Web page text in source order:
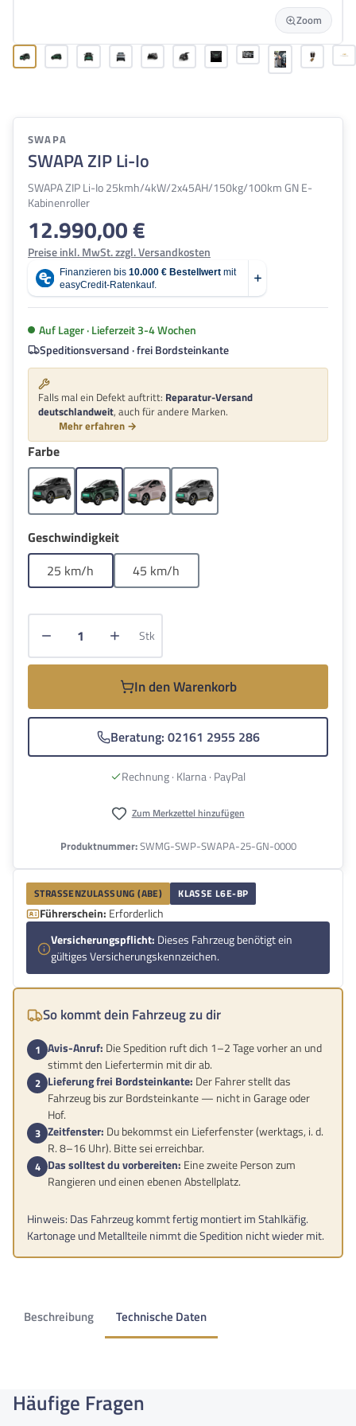
Zoom
SWAPA
SWAPA ZIP Li-Io
SWAPA ZIP Li-Io 25kmh/4kW/2x45AH/150kg/100km GN E-
Kabinenroller
Regulärer Preis:
12.990,00 €
Preise inkl. MwSt. zzgl. Versandkosten
Auf Lager · Lieferzeit 3-4 Wochen
Speditionsversand · frei Bordsteinkante
Falls mal ein Defekt auftritt: Reparatur-Versand
deutschlandweit, auch für andere Marken.
Mehr erfahren →
Farbeauswählen
Grau Grün Pink
Silber
Geschwindigkeitauswählen
25 km/h
45 km/h
Produkt Anzahl: Gib den gewünschten
Stk
In den Warenkorb
Beratung: 02161 2955 286
Rechnung · Klarna · PayPal
Zum Merkzettel hinzufügen
Produktnummer:SWMG-SWP-SWAPA-25-GN-0000
STRASSENZULASSUNG (ABE) KLASSE L6E-BP
Führerschein: Erforderlich
Versicherungspflicht: Dieses Fahrzeug benötigt ein
gültiges Versicherungskennzeichen.
So kommt dein Fahrzeug zu dir
Avis-Anruf: Die Spedition ruft dich 1–2 Tage vorher an und
stimmt den Liefertermin mit dir ab.
Lieferung frei Bordsteinkante: Der Fahrer stellt das
Fahrzeug bis zur Bordsteinkante — nicht in Garage oder
Hof.
Zeitfenster: Du bekommst ein Lieferfenster (werktags, i. d.
R. 8–16 Uhr). Bitte sei erreichbar.
Das solltest du vorbereiten: Eine zweite Person zum
Rangieren und einen ebenen Abstellplatz.
Hinweis: Das Fahrzeug kommt fertig montiert im Stahlkäfig.
Kartonage und Metallteile nimmt die Spedition nicht wieder mit.
Beschreibung Technische Daten
Häufige Fragen